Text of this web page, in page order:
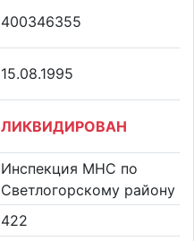
400346355
15.08.1995
ЛИКВИДИРОВАН
Инспекция МНС по
Светлогорскому району
422